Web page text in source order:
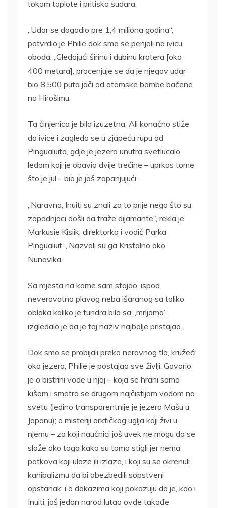
tokom toplote i pritiska sudara.
„Udar se dogodio pre 1,4 miliona godina“,
potvrdio je Philie dok smo se penjali na ivicu
oboda. „Gledajući širinu i dubinu kratera [oko
400 metara], procenjuje se da je njegov udar
bio 8.500 puta jači od atomske bombe bačene
na Hirošimu.
Ta činjenica je bila izuzetna. Ali konačno stiže
do ivice i zagleda se u zjapeću rupu od
Pingualuita, gdje je jezero unutra svetlucalo
ledom koji je obavio dvije trećine – uprkos tome
što je jul – bio je još zapanjujući.
„Naravno, Inuiti su znali za to prije nego što su
zapadnjaci došli da traže dijamante“, rekla je
Markusie Kisiik, direktorka i vodič Parka
Pingualuit. „Nazvali su ga Kristalno oko
Nunavika.
Sa mjesta na kome sam stajao, ispod
neverovatno plavog neba išaranog sa toliko
oblaka koliko je tundra bila sa „mrljama“,
izgledalo je da je taj naziv najbolje pristajao.
Dok smo se probijali preko neravnog tla, kružeći
oko jezera, Philie je postajao sve življi. Govorio
je o bistrini vode u njoj – koja se hrani samo
kišom i smatra se drugom najčistijom vodom na
svetu (jedino transparentnije je jezero Mašu u
Japanu); o misteriji arktičkog uglja koji živi u
njemu – za koji naučnici još uvek ne mogu da se
slože oko toga kako su tamo stigli jer nema
potkova koji ulaze ili izlaze, i koji su se okrenuli
kanibalizmu da bi obezbedili sopstveni
opstanak; i o dokazima koji pokazuju da je, kao i
Inuiti, još jedan narod lutao ovde takođe